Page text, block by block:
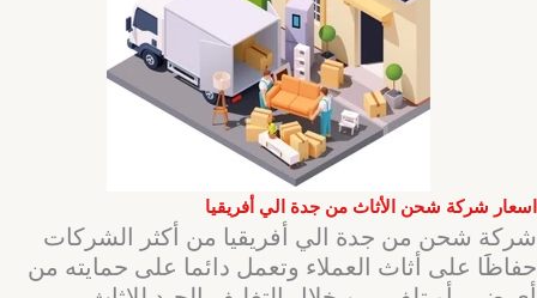
اسعار شركة شحن الأثاث من جدة الي أفريقيا
شركة شحن من جدة الي أفريقيا من أكثر الشركات
حفاظََا على أثاث العملاء وتعمل دائما على حمايته من